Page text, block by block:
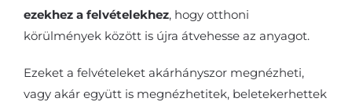
ezekhez a felvételekhez, hogy otthoni
körülmények között is újra átvehesse az anyagot.
Ezeket a felvételeket akárhányszor megnézheti,
vagy akár együtt is megnézhetitek, beletekerhettek